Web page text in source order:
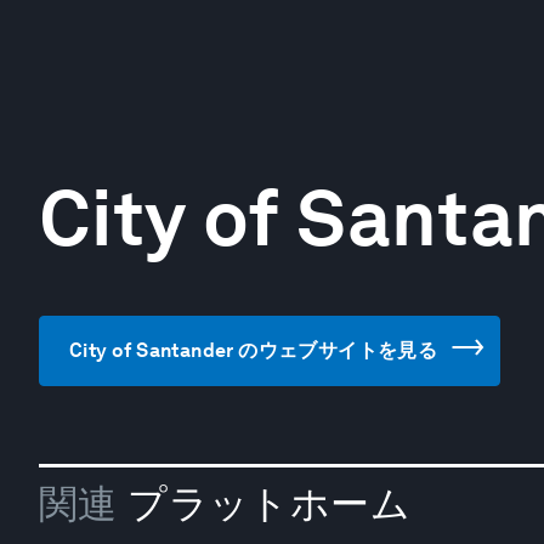
City of
City of Santander のウェブサイトを見る
関連 プラットホーム